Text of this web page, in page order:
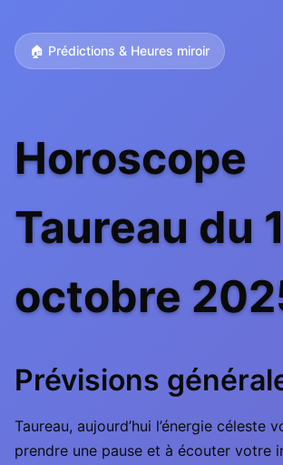
🏠 Prédictions & Heures miroir
Horoscope
Taureau du
octobre
Prévisions
Taureau, aujourd’hui l’énergie céleste
prendre une pause et à écouter votre